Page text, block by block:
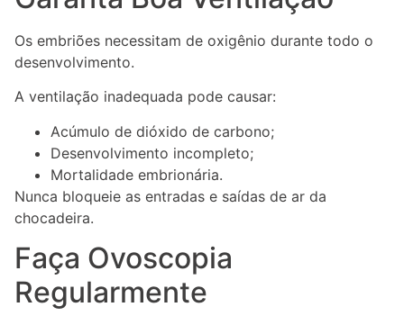
Os embriões necessitam de oxigênio durante todo o
desenvolvimento.
A ventilação inadequada pode causar:
Acúmulo de dióxido de carbono;
Desenvolvimento incompleto;
Mortalidade embrionária.
Nunca bloqueie as entradas e saídas de ar da
chocadeira.
Faça Ovoscopia
Regularmente